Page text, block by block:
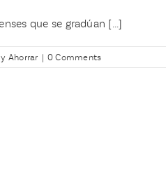
que se gradúan [...]
Ahorrar | 0 Comments